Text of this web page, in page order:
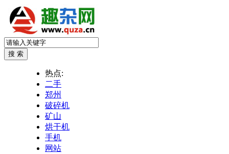
热点:
二手
郑州
破碎机
矿山
烘干机
手机
网站